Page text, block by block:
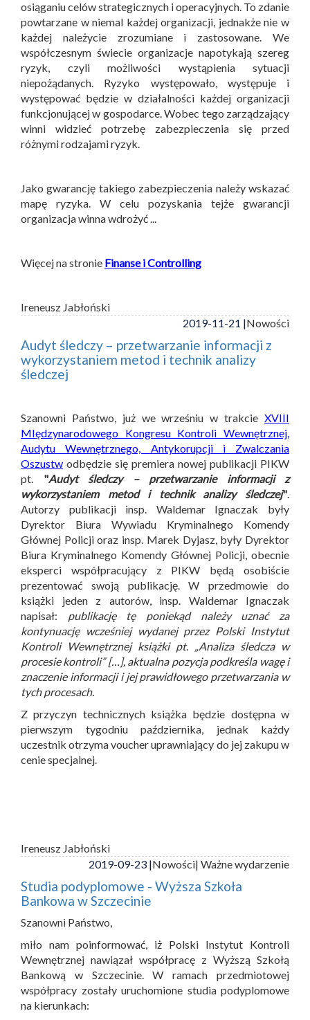
osiąganiu celów strategicznych i operacyjnych. To zdanie
powtarzane w niemal każdej organizacji, jednakże nie w
każdej należycie zrozumiane i zastosowane. We
współczesnym świecie organizacje napotykają szereg
ryzyk, czyli możliwości wystąpienia sytuacji
niepożądanych. Ryzyko występowało, występuje i
występować będzie w działalności każdej organizacji
funkcjonującej w gospodarce. Wobec tego zarządzający
winni widzieć potrzebę zabezpieczenia się przed
różnymi rodzajami ryzyk.
Jako gwarancję takiego zabezpieczenia należy wskazać
mapę ryzyka. W celu pozyskania tejże gwarancji
organizacja winna wdrożyć ...
Więcej na stronie Finanse i Controlling
Ireneusz Jabłoński
2019-11-21 |Nowości
Audyt śledczy – przetwarzanie informacji z
wykorzystaniem metod i technik analizy
śledczej
Szanowni Państwo, już we wrześniu w trakcie XVIII
MIędzynarodowego Kongresu Kontroli Wewnętrznej,
Audytu Wewnętrznego, Antykorupcji i Zwalczania
Oszustw odbędzie się premiera nowej publikacji PIKW
pt. "Audyt śledczy – przetwarzanie informacji z
wykorzystaniem metod i technik analizy śledczej".
Autorzy publikacji insp. Waldemar Ignaczak były
Dyrektor Biura Wywiadu Kryminalnego Komendy
Głównej Policji oraz insp. Marek Dyjasz, były Dyrektor
Biura Kryminalnego Komendy Głównej Policji, obecnie
eksperci współpracujący z PIKW będą osobiście
prezentować swoją publikację. W przedmowie do
książki jeden z autorów, insp. Waldemar Ignaczak
napisał: publikację tę poniekąd należy uznać za
kontynuację wcześniej wydanej przez Polski Instytut
Kontroli Wewnętrznej książki pt. „Analiza śledcza w
procesie kontroli” […], aktualna pozycja podkreśla wagę i
znaczenie informacji i jej prawidłowego przetwarzania w
tych procesach.
Z przyczyn technicznych książka będzie dostępna w
pierwszym tygodniu października, jednak każdy
uczestnik otrzyma voucher uprawniający do jej zakupu w
cenie specjalnej.
Ireneusz Jabłoński
2019-09-23 |Nowości| Ważne wydarzenie
Studia podyplomowe - Wyższa Szkoła
Bankowa w Szczecinie
Szanowni Państwo,
miło nam poinformować, iż Polski Instytut Kontroli
Wewnętrznej nawiązał współpracę z Wyższą Szkołą
Bankową w Szczecinie. W ramach przedmiotowej
współpracy zostały uruchomione studia podyplomowe
na kierunkach: